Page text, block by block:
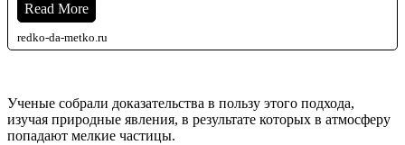
Read More
redko-da-metko.ru
Ученые собрали доказательства в пользу этого подхода,
изучая природные явления, в результате которых в атмосферу
попадают мелкие частицы.